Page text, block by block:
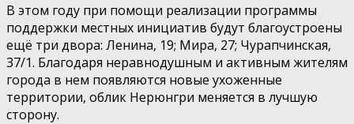
В этом году при помощи реализации программы
поддержки местных инициатив будут благоустроены
ещё три двора: Ленина, 19; Мира, 27; Чурапчинская,
37/1. Благодаря неравнодушным и активным жителям
города в нем появляются новые ухоженные
территории, облик Нерюнгри меняется в лучшую
сторону.